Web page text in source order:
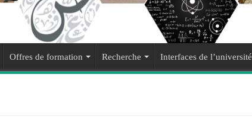
Offres de formation Recherche Interfaces de l’université